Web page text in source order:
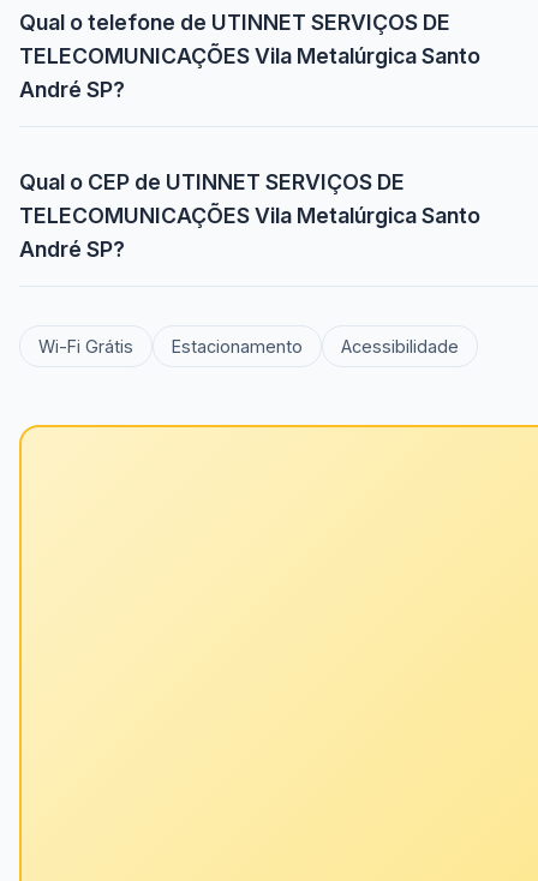
Qual o telefone de UTINNET SERVIÇOS DE
TELECOMUNICAÇÕES Vila Metalúrgica Santo
André SP?
Qual o CEP de UTINNET SERVIÇOS DE
TELECOMUNICAÇÕES Vila Metalúrgica Santo
André SP?
Wi-Fi Grátis Estacionamento Acessibilidade